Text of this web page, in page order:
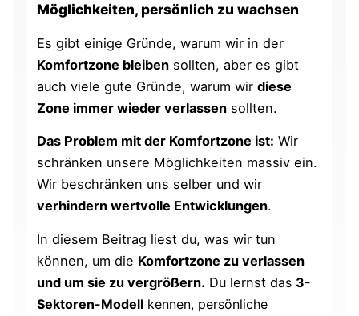
Möglichkeiten, persönlich zu wachsen
Es gibt einige Gründe, warum wir in der
Komfortzone bleiben sollten, aber es gibt
auch viele gute Gründe, warum wirdiese
Zone immer wieder verlassen sollten.
Das Problem mit der Komfortzone ist: Wir
schränken unsere Möglichkeiten massiv ein.
Wir beschränken uns selber und wir
verhindern wertvolle Entwicklungen.
In diesem Beitrag liest du, was wir tun
können, um die Komfortzone zu verlassen
und um sie zu vergrößern. Du lernst das 3-
Sektoren-Modell kennen, persönliche